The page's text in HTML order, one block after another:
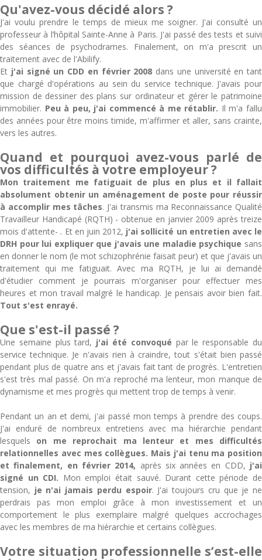
Qu'avez-vous décidé alors ?
J'ai voulu prendre le temps de mieux me soigner. J'ai consulté un
professeur à l’hôpital Sainte-Anne à Paris. J'ai passé des tests et suivi
des séances de psychodrames. Finalement, on m'a prescrit un
traitement avec de l'Abilify.
Et j'ai signé un CDD en février 2008 dans une université en tant
que chargé d'opérations au sein du service technique. J'avais pour
mission de dessiner des plans sur ordinateur et gérer le patrimoine
immobilier. Peu à peu, j'ai commencé à me rétablir. Il m'a fallu
des années pour être moins timide, m'affirmer et aller, sans crainte,
vers les autres.
Quand et pourquoi avez-vous parlé de
vos difficultés à votre employeur ?
Mon traitement me fatiguait de plus en plus et il fallait
absolument obtenir un aménagement de poste pour réussir
à accomplir mes tâches. J'ai transmis ma Reconnaissance Qualité
Travailleur Handicapé (RQTH) - obtenue en janvier 2009 après treize
mois d'attente- . Et en juin 2012, j'ai sollicité un entretien avec le
DRH pour lui expliquer que j'avais une maladie psychique sans
en donner le nom (le mot schizophrénie faisait peur) et que j'avais un
traitement qui me fatiguait. Avec ma RQTH, je lui ai demandé
d'étudier comment je pourrais m'organiser pour effectuer mes
heures et mon travail malgré le handicap. Je pensais avoir bien fait.
Tout s'est enrayé.
Que s'est-il passé ?
Une semaine plus tard, j'ai été convoqué par le responsable du
service technique. Je n'avais rien à craindre, tout s'était bien passé
pendant plus de quatre ans et j'avais fait tant de progrès. L'entretien
s'est très mal passé. On m'a reproché ma lenteur, mon manque de
dynamisme et mes progrès qui mettent trop de temps à venir.
Pendant un an et demi, j'ai passé mon temps à prendre des coups.
J'ai enduré de nombreux entretiens avec ma hiérarchie pendant
lesquels on me reprochait ma lenteur et mes difficultés
relationnelles avec mes collègues. Mais j'ai tenu ma position
et finalement, en février 2014, après six années en CDD, j'ai
signé un CDI. Mon emploi était sauvé. Durant cette période de
tension, je n'ai jamais perdu espoir. J'ai toujours cru que je ne
perdrais pas mon emploi grâce à mon investissement et un
comportement le plus exemplaire malgré quelques accrochages
avec les membres de ma hiérarchie et certains collègues.
Votre situation professionnelle s’est-elle